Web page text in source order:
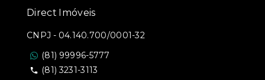
Direct Imóveis
CNPJ - 04.140.700/0001-32
(81) 99996-5777
(81) 3231-3113